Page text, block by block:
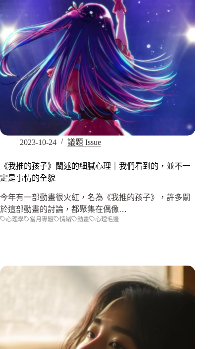
2023-10-24 議題 Issue
《我推的孩子》闡述的細膩心理｜我們看到的，並不一
定是事情的全貌
今年有一部動畫很火紅，名為《我推的孩子》，許多關
於這部動畫的討論，都聚集在偶像…
心理學 當月專題 情緒 動畫 心理毛邊